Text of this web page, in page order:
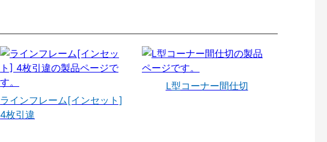
ラインフレーム[インセット]
4枚引違
L型コーナー間仕切